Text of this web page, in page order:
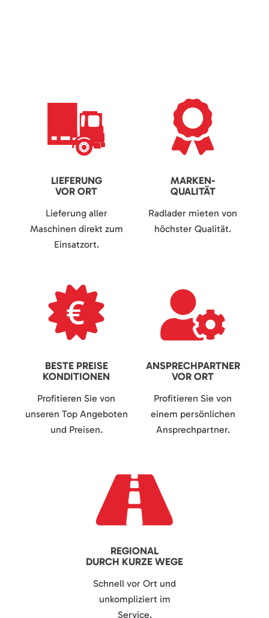
LIEFERUNG
VOR ORT
Lieferung aller
Maschinen direkt zum
Einsatzort.
MARKEN-
QUALITÄT
Radlader mieten von
höchster Qualität.
BESTE PREISE
KONDITIONEN
Profitieren Sie von
unseren Top Angeboten
und Preisen.
ANSPRECHPARTNER
VOR ORT
Profitieren Sie von
einem persönlichen
Ansprechpartner.
REGIONAL
DURCH KURZE WEGE
Schnell vor Ort und
unkompliziert im
Service.